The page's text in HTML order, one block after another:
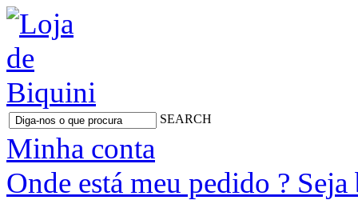
SEARCH
Minha conta
Onde está meu pedido ?